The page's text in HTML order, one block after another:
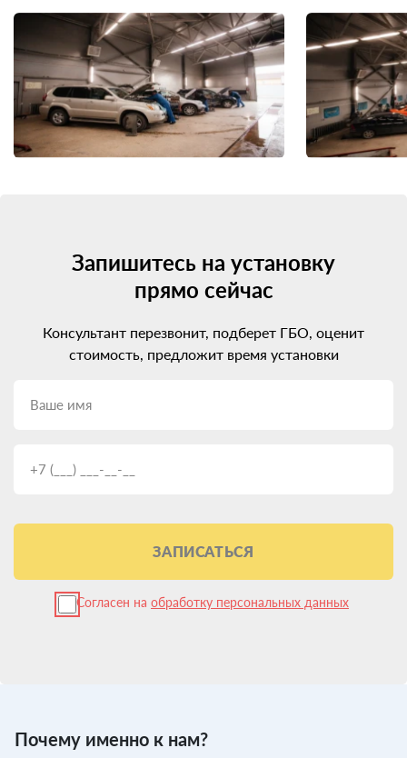
Запишитесь на установку
прямо сейчас
Консультант перезвонит, подберет ГБО, оценит
стоимость, предложит время установки
ЗАПИСАТЬСЯ
Согласен на обработку персональных данных
Почему именно к нам?